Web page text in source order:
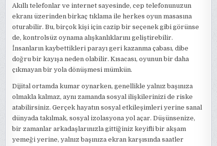
Akıllı telefonlar ve internet sayesinde, cep telefonunuzun
ekranı üzerinden birkaç tıklama ile herkes oyun masasına
oturabilir. Bu, birçok kişi için cazip bir seçenek gibi görünse
de, kontrolsüz oynama alışkanlıklarını geliştirebilir.
İnsanların kaybettikleri parayı geri kazanma çabası, dibe
doğru bir kayışa neden olabilir. Kısacası, oyunun bir daha
çıkmayan bir yola dönüşmesi mümkün.
Dijital ortamda kumar oynarken, genellikle yalnız başınıza
olmakla kalmaz, aynı zamanda sosyal ilişkilerinizi de riske
atabilirsiniz. Gerçek hayatın sosyal etkileşimleri yerine sanal
dünyada takılmak, sosyal izolasyona yol açar. Düşünsenize,
bir zamanlar arkadaşlarınızla gittiğiniz keyifli bir akşam
yemeği yerine, yalnız başınıza ekran karşısında saatler